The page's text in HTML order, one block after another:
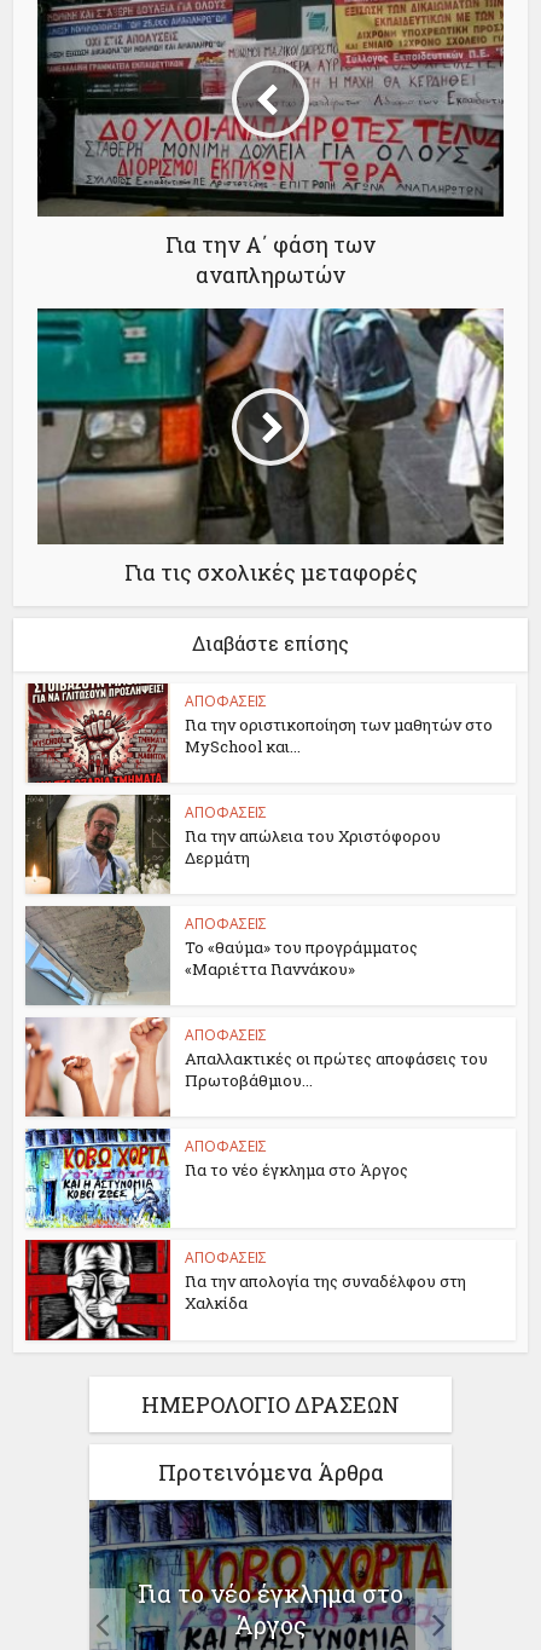
Για την Α΄ φάση των
αναπληρωτών
Για τις σχολικές μεταφορές
Διαβάστε επίσης
ΑΠΟΦΑΣΕΙΣ
Για την οριστικοποίηση των μαθητών στο
MySchool και...
ΑΠΟΦΑΣΕΙΣ
Για την απώλεια του Χριστόφορου
Δερμάτη
ΑΠΟΦΑΣΕΙΣ
Το «θαύμα» του προγράμματος
«Μαριέττα Γιαννάκου»
ΑΠΟΦΑΣΕΙΣ
Απαλλακτικές οι πρώτες αποφάσεις του
Πρωτοβάθμιου...
ΑΠΟΦΑΣΕΙΣ
Για το νέο έγκλημα στο Άργος
ΑΠΟΦΑΣΕΙΣ
Για την απολογία της συναδέλφου στη
Χαλκίδα
ΗΜΕΡΟΛΟΓΙΟ ΔΡΑΣΕΩΝ
Προτεινόμενα Άρθρα
Για το νέο έγκλημα στο
Άργος